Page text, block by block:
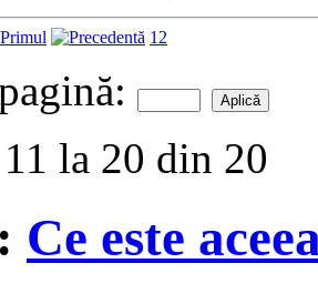
Primul 1 2
la 20 din 20
Ce este